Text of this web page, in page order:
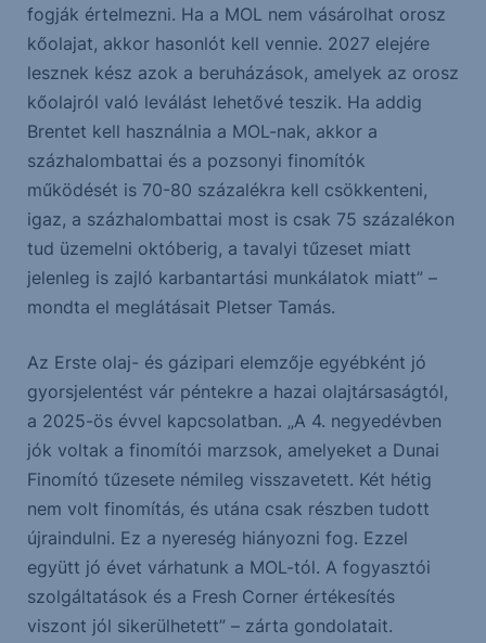
fogják értelmezni. Ha a MOL nem vásárolhat orosz
kőolajat, akkor hasonlót kell vennie. 2027 elejére
lesznek kész azok a beruházások, amelyek az orosz
kőolajról való leválást lehetővé teszik. Ha addig
Brentet kell használnia a MOL-nak, akkor a
százhalombattai és a pozsonyi finomítók
működését is 70-80 százalékra kell csökkenteni,
igaz, a százhalombattai most is csak 75 százalékon
tud üzemelni októberig, a tavalyi tűzeset miatt
jelenleg is zajló karbantartási munkálatok miatt” –
mondta el meglátásait Pletser Tamás.
Az Erste olaj- és gázipari elemzője egyébként jó
gyorsjelentést vár péntekre a hazai olajtársaságtól,
a 2025-ös évvel kapcsolatban. „A 4. negyedévben
jók voltak a finomítói marzsok, amelyeket a Dunai
Finomító tűzesete némileg visszavetett. Két hétig
nem volt finomítás, és utána csak részben tudott
újraindulni. Ez a nyereség hiányozni fog. Ezzel
együtt jó évet várhatunk a MOL-tól. A fogyasztói
szolgáltatások és a Fresh Corner értékesítés
viszont jól sikerülhetett” – zárta gondolatait.